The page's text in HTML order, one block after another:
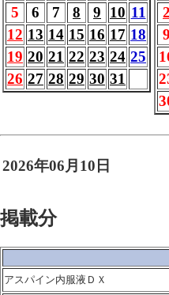
5
6 7 8 9 10 11
12 13 14 15 16 17 18
19 20 21 22 23 24 25
26 27 28 29 30 31
2
9
2026年06月10日
掲載分
アスパイン内服液ＤＸ